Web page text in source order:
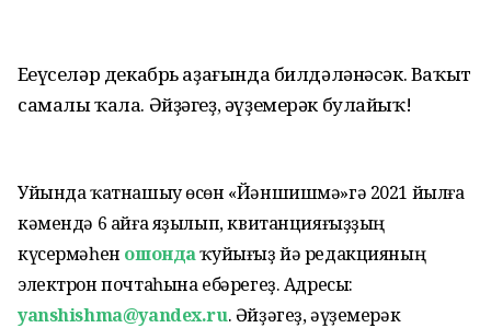
Еңеүселәр декабрь аҙа­ғында билдәләнәсәк. Ва­ҡыт
самалы ҡала. Әйҙәгеҙ, әүҙемерәк булайыҡ!
Уйында ҡатнашыу өсөн «Йәншишмә»гә 2021 йылға
кәмендә 6 айға яҙы­лып, квитанцияғыҙҙың
күсермәһен ошондаҡуйығыҙ йә редакцияның
электрон почтаһына ебәрегеҙ. Адресы:
yanshishma@yandex.ru. Әйҙәгеҙ, әүҙеме­рәк